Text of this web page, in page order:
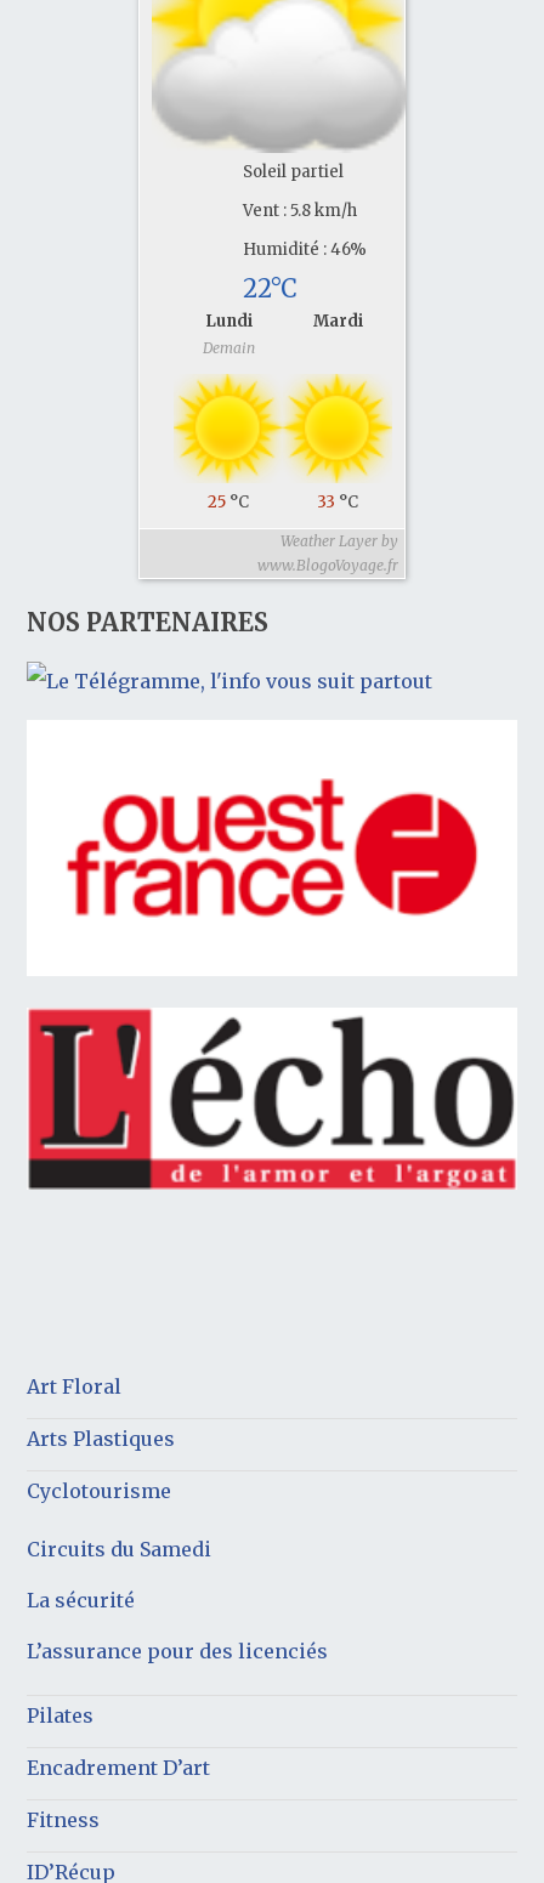
Soleil partiel
Vent : 5.8 km/h
Humidité : 46%
22°C
Lundi
Demain
25 °C
Mardi
33 °C
Weather Layer by
www.BlogoVoyage.fr
NOS PARTENAIRES
Art Floral
Arts Plastiques
Cyclotourisme
Circuits du Samedi
La sécurité
L’assurance pour des licenciés
Pilates
Encadrement D’art
Fitness
ID’Récup